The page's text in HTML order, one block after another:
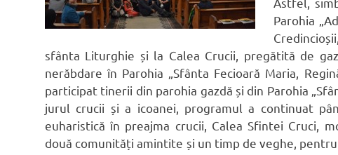
Parohia
sfânta Liturghie și la Calea Crucii, pregătită de
nerăbdare în Parohia „Sfânta Fecioară Maria,
participat tinerii din parohia gazdă și din Parohia
jurul crucii și a icoanei, programul a continuat
euharistică în preajma crucii, Calea Sfintei Cruci,
două comunități amintite și un timp de veghe,